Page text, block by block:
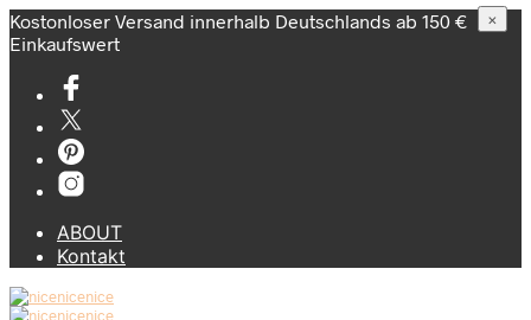
Kostonloser Versand innerhalb Deutschlands ab 150 €
Einkaufswert
ABOUT
Kontakt
×